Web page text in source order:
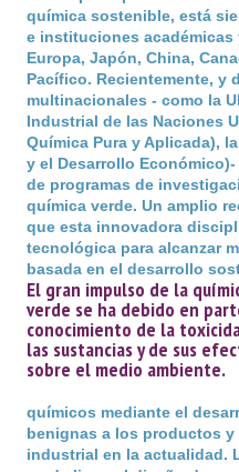
química sostenible, está
e instituciones académicas
Europa, Japón, China,
Pacífico. Recientemente, y
multinacionales - como la
Industrial de las Naciones
Química Pura y Aplicada),
y el Desarrollo
de programas de
química verde. Un amplio
que esta innovadora
tecnológica para alcanzar
basada en el desarrollo
El gran impulso de la
verde se ha debido en
conocimiento de la
las sustancias y de sus
sobre el medio ambiente.
químicos mediante el
benignas a los productos
industrial en la actualidad.